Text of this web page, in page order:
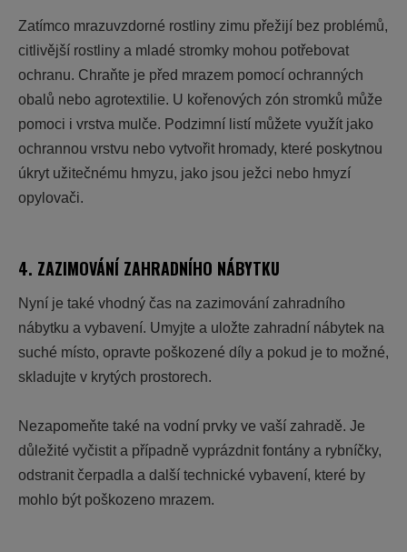
Zatímco mrazuvzdorné rostliny zimu přežijí bez problémů,
citlivější rostliny a mladé stromky mohou potřebovat
ochranu. Chraňte je před mrazem pomocí ochranných
obalů nebo agrotextilie. U kořenových zón stromků může
pomoci i vrstva mulče. Podzimní listí můžete využít jako
ochrannou vrstvu nebo vytvořit hromady, které poskytnou
úkryt užitečnému hmyzu, jako jsou ježci nebo hmyzí
opylovači.
4. ZAZIMOVÁNÍ ZAHRADNÍHO NÁBYTKU
Nyní je také vhodný čas na zazimování zahradního
nábytku a vybavení. Umyjte a uložte zahradní nábytek na
suché místo, opravte poškozené díly a pokud je to možné,
skladujte v krytých prostorech.
Nezapomeňte také na vodní prvky ve vaší zahradě. Je
důležité vyčistit a případně vyprázdnit fontány a rybníčky,
odstranit čerpadla a další technické vybavení, které by
mohlo být poškozeno mrazem.